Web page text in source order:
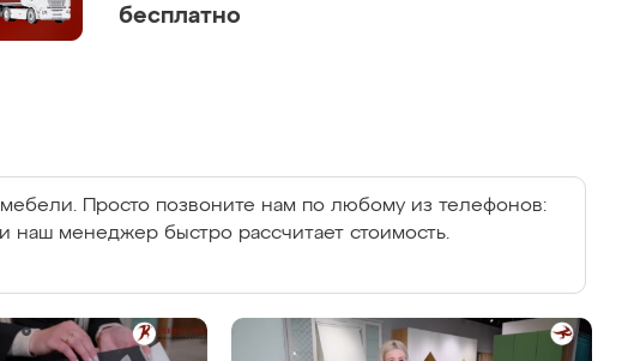
бесплатно
Просто позвоните нам по любому из телефонов:
наш менеджер быстро рассчитает стоимость.